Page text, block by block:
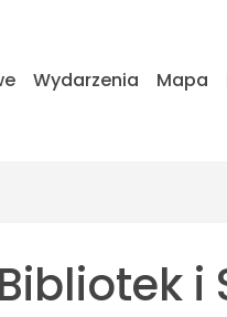
Wydarzenia Mapa
i